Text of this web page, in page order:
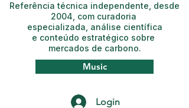
Login
Music
Referência técnica independente, desde
2004, com curadoria
especializada, análise científica
e conteúdo estratégico sobre
mercados de carbono.